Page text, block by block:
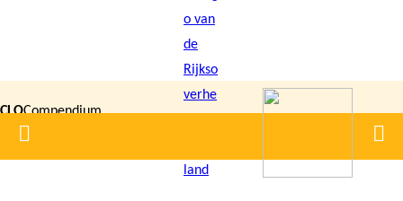
inhoud
gaan
CLOCompendium
voor de
Home